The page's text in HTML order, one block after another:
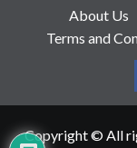
About Us
Terms and
Copyright © All